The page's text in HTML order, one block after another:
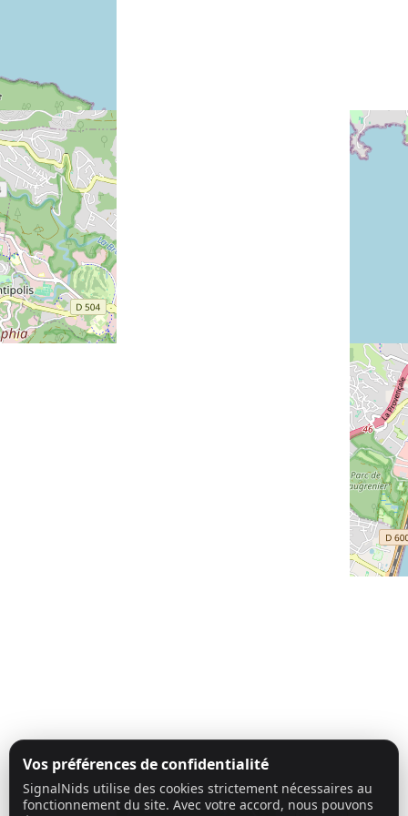
Vos préférences de confidentialité
SignalNids utilise des cookies strictement nécessaires au
fonctionnement du site. Avec votre accord, nous pouvons